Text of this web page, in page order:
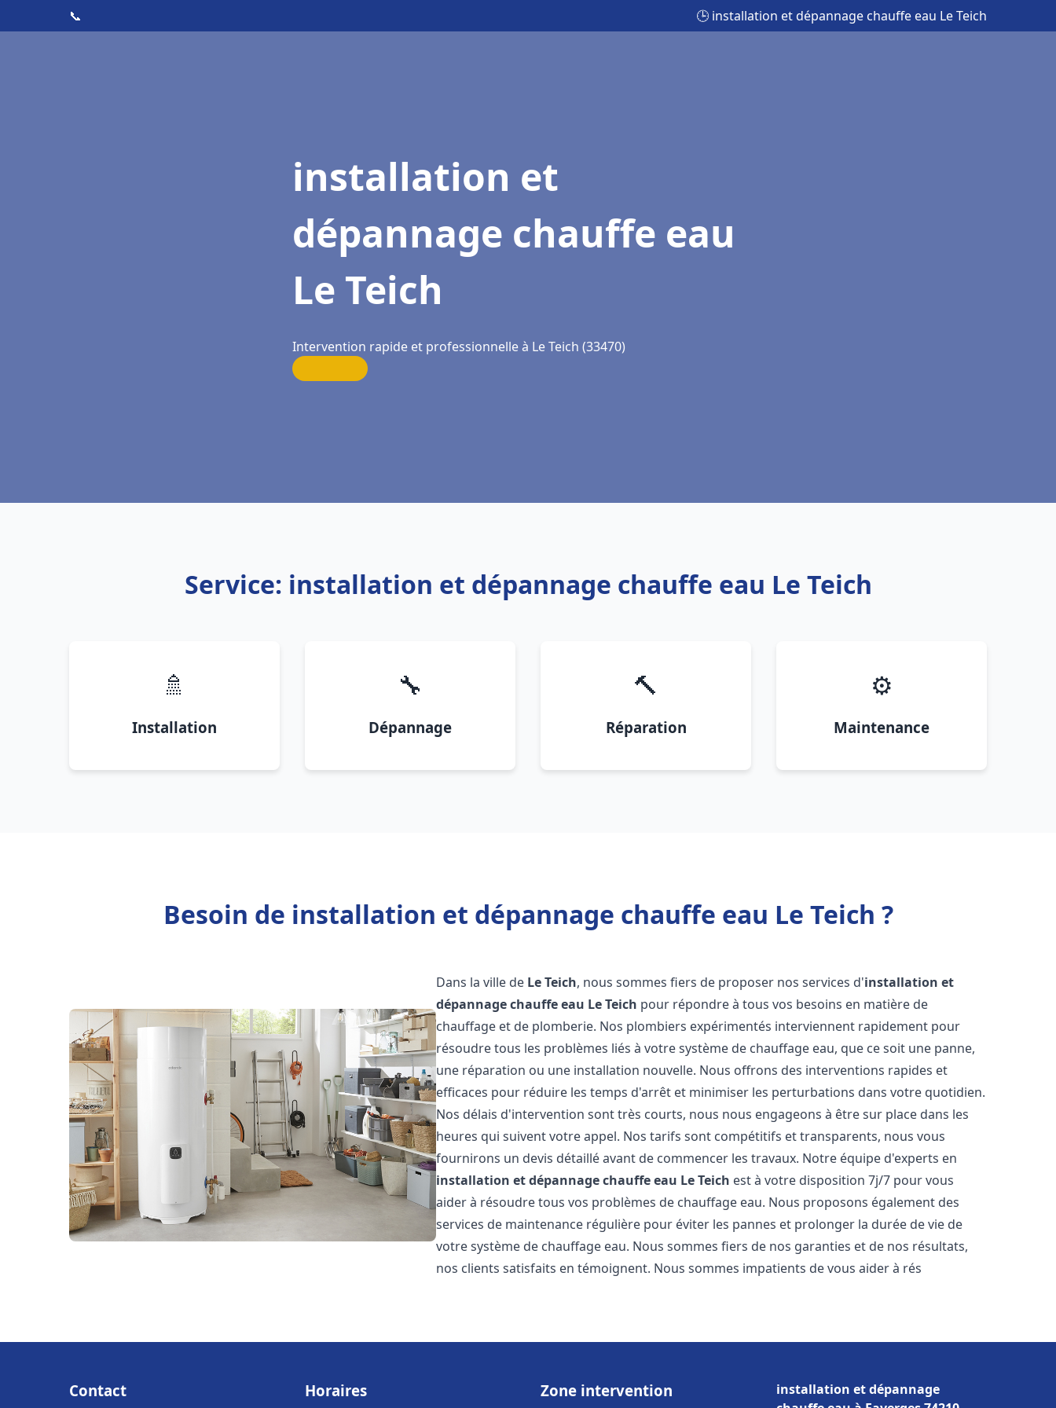
📞 🕒 installation et dépannage chauffe eau Le Teich
installation et
dépannage chauffe eau
Le Teich
Intervention rapide et professionnelle à Le Teich (33470)
Service: installation et dépannage chauffe eau Le Teich
🚿
Installation
🔧
Dépannage
🔨
Réparation
⚙️
Maintenance
Besoin de installation et dépannage chauffe eau Le Teich ?
Dans la ville de Le Teich, nous sommes fiers de proposer nos services d'installation et
dépannage chauffe eau Le Teich pour répondre à tous vos besoins en matière de
chauffage et de plomberie. Nos plombiers expérimentés interviennent rapidement pour
résoudre tous les problèmes liés à votre système de chauffage eau, que ce soit une panne,
une réparation ou une installation nouvelle. Nous offrons des interventions rapides et
efficaces pour réduire les temps d'arrêt et minimiser les perturbations dans votre quotidien.
Nos délais d'intervention sont très courts, nous nous engageons à être sur place dans les
heures qui suivent votre appel. Nos tarifs sont compétitifs et transparents, nous vous
fournirons un devis détaillé avant de commencer les travaux. Notre équipe d'experts en
installation et dépannage chauffe eau Le Teich est à votre disposition 7j/7 pour vous
aider à résoudre tous vos problèmes de chauffage eau. Nous proposons également des
services de maintenance régulière pour éviter les pannes et prolonger la durée de vie de
votre système de chauffage eau. Nous sommes fiers de nos garanties et de nos résultats,
nos clients satisfaits en témoignent. Nous sommes impatients de vous aider à rés
Contact Horaires Zone intervention
installation et dépannage